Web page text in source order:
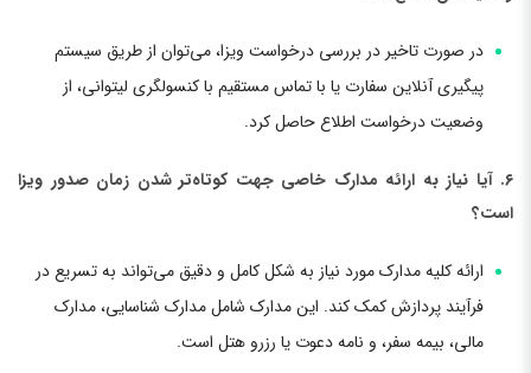
در صورت تاخیر در بررسی درخواست ویزا، می‌توان از طریق سیستم
پیگیری آنلاین سفارت یا با تماس مستقیم با کنسولگری لیتوانی، از
وضعیت درخواست اطلاع حاصل کرد.
۶. آیا نیاز به ارائه مدارک خاصی جهت کوتاه‌تر شدن زمان صدور ویزا
است؟
ارائه کلیه مدارک مورد نیاز به شکل کامل و دقیق می‌تواند به تسریع در
فرآیند پردازش کمک کند. این مدارک شامل مدارک شناسایی، مدارک
مالی، بیمه سفر، و نامه دعوت یا رزرو هتل است.